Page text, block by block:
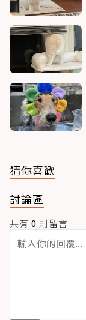
猜你喜歡
討論區
共有 0 則留言